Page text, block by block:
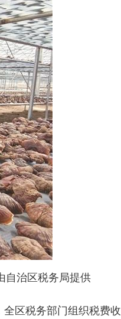
自治区税务局提供
区税务部门组织税费收